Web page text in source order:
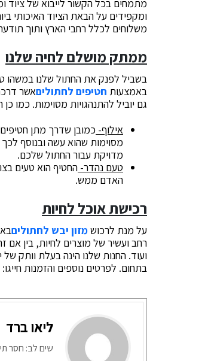
מתמחים בכל הקשור לייבוא של ציוד
ומקפידים על הבאת הציוד האיכותי
משלוחים לכלל רחבי הארץ ותוך
ממתק מושלם לחיה שלנו
בשביל לפנק את החתול שלנו במשהו
באמצעות חטיפים לחתוליםאשר
גם יוביל להתנהגויות מסוימות. כמו
אילוף- כמובן שדרך מתן
מסוימות שהוא עשה ובנוסף
מדויקת עבור החתול שלכם.
טעם נהדר- החטיף הוא טעים
האדם ממש.
רכישת אוכל לחיות
על מנת לרכושמזון יבש לחתולים
רחב ועשיר של מוצרים לחיות, בין אם
בתחום. לפרטים נוספים והזמנות חייגו:
ליאו ברד
שים לב: חסר